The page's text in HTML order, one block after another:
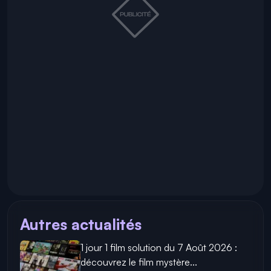
Autres actualités
1 jour 1 film solution du 7 Août 2026 :
découvrez le film mystère...